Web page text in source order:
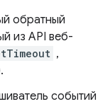
обратный
из API веб-
,
событий